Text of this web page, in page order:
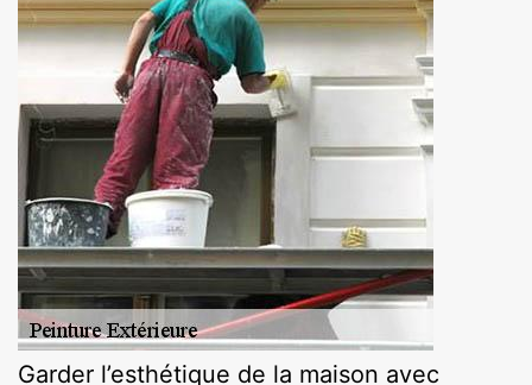
Garder l’esthétique de la maison avec